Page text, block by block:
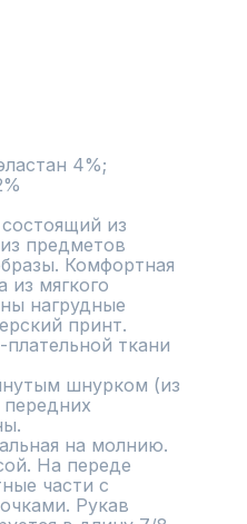
4%;
из
предметов
Комфортная
мягкого
нагрудные
принт.
ткани
шнурком (из
на молнию.
На переде
части с
Рукав